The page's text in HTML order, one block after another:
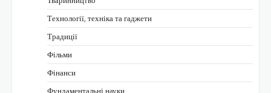
Технології, техніка та гаджети
Традиції
Фільми
Фінанси